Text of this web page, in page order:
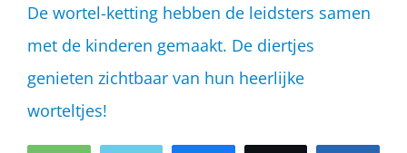
De wortel-ketting hebben de leidsters samen
met de kinderen gemaakt. De diertjes
genieten zichtbaar van hun heerlijke
worteltjes!